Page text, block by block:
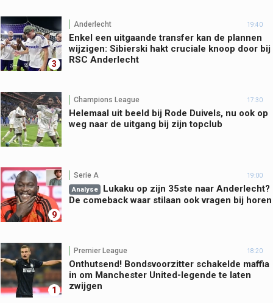
3
Anderlecht 19:40
Enkel een uitgaande transfer kan de plannen
wijzigen: Sibierski hakt cruciale knoop door bij
RSC Anderlecht
Champions League 17:30
Helemaal uit beeld bij Rode Duivels, nu ook op
weg naar de uitgang bij zijn topclub
9
Serie A 19:00
Analyse
Lukaku op zijn 35ste naar Anderlecht?
De comeback waar stilaan ook vragen bij horen
1
Premier League 18:20
Onthutsend! Bondsvoorzitter schakelde maffia
in om Manchester United-legende te laten
zwijgen